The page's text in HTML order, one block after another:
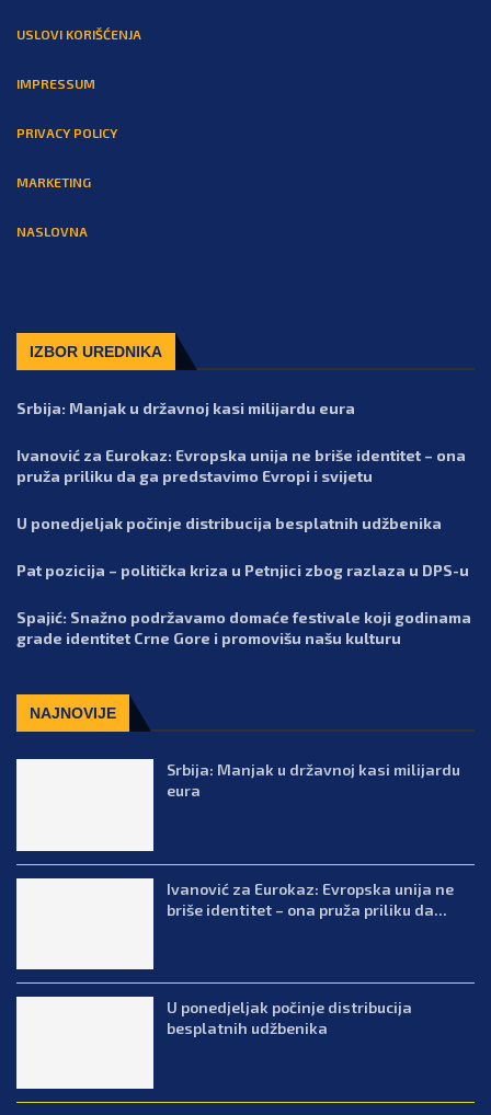
USLOVI KORIŠĆENJA
IMPRESSUM
PRIVACY POLICY
MARKETING
NASLOVNA
IZBOR UREDNIKA
Srbija: Manjak u državnoj kasi milijardu eura
Ivanović za Eurokaz: Evropska unija ne briše identitet – ona
pruža priliku da ga predstavimo Evropi i svijetu
U ponedjeljak počinje distribucija besplatnih udžbenika
Pat pozicija – politička kriza u Petnjici zbog razlaza u DPS-u
Spajić: Snažno podržavamo domaće festivale koji godinama
grade identitet Crne Gore i promovišu našu kulturu
NAJNOVIJE
Srbija: Manjak u državnoj kasi milijardu
eura
Ivanović za Eurokaz: Evropska unija ne
briše identitet – ona pruža priliku da...
U ponedjeljak počinje distribucija
besplatnih udžbenika